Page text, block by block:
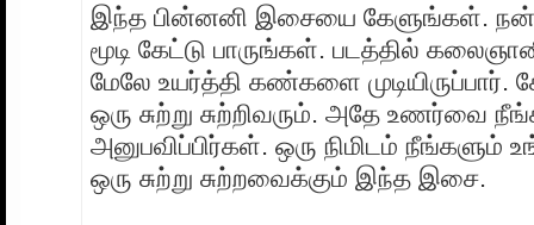
இந்த பின்னனி இசையை கேளுங்கள்.
மூடி கேட்டு பாருங்கள். படத்தில்
மேலே உயர்த்தி கண்களை முடியிருப்பார்.
ஒரு சுற்று சுற்றிவரும். அதே உணர்வை
அனுபவிப்பிர்கள். ஒரு நிமிடம் நீங்களும்
ஒரு சுற்று சுற்றவைக்கும் இந்த இசை.